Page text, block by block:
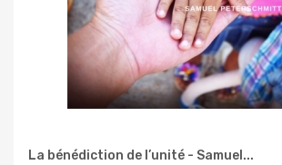
La bénédiction de l’unité - Samuel...